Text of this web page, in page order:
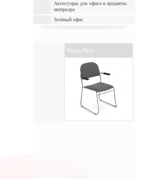
Аксессуары для офиса и предметы
интерьера
Зелёный офис
Vesta New